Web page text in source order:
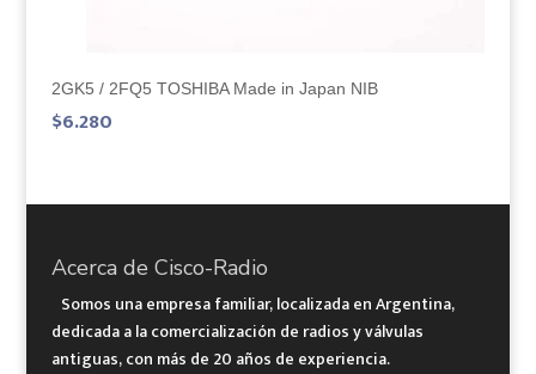
2GK5 / 2FQ5 TOSHIBA Made in Japan NIB
$6.280
Acerca de Cisco-Radio
Somos una empresa familiar, localizada en Argentina,
dedicada a la comercialización de radios y válvulas
antiguas, con más de 20 años de experiencia.